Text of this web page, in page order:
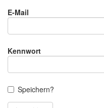
E-Mail
Kennwort
Speichern?